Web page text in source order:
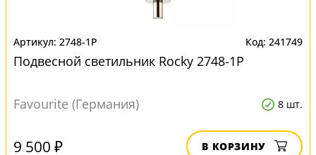
2748-1P 241749
Подвесной светильник Rocky 2748-1P
Favourite (Германия) 8 шт.
9 500 ₽ В КОРЗИНУ